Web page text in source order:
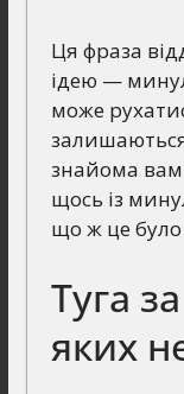
Ця фраза
ідею —
може
знайома вам
щось із
що ж це було
Туга
яких